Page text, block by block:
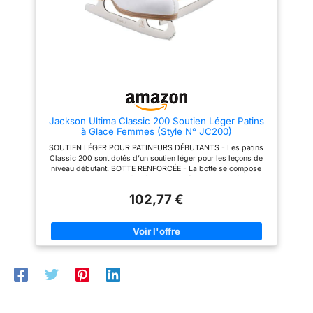
déchausser grâce à la semelle
classique doublée de
Jackson Ultima Classic 200 Soutien Léger Patins
à Glace Femmes (Style N° JC200)
SOUTIEN LÉGER POUR PATINEURS DÉBUTANTS - Les patins
Classic 200 sont dotés d’un soutien léger pour les leçons de
niveau débutant. BOTTE RENFORCÉE - La botte se compose
confort amélioré et un meilleur ajustement, y compris une
mémoire de forme, une encoche flexible et un col roulé à la
cheville ainsi que des languettes en mesh doublées de
mousse. ULTIMA MARK I BLADE - Les patins Classic 200 sont
est rivetée à une semelle extérieure stylisée en PVC pour plus
de sûreté et un entretien facile. TROUVER SA POINTURE : Les
102,77 €